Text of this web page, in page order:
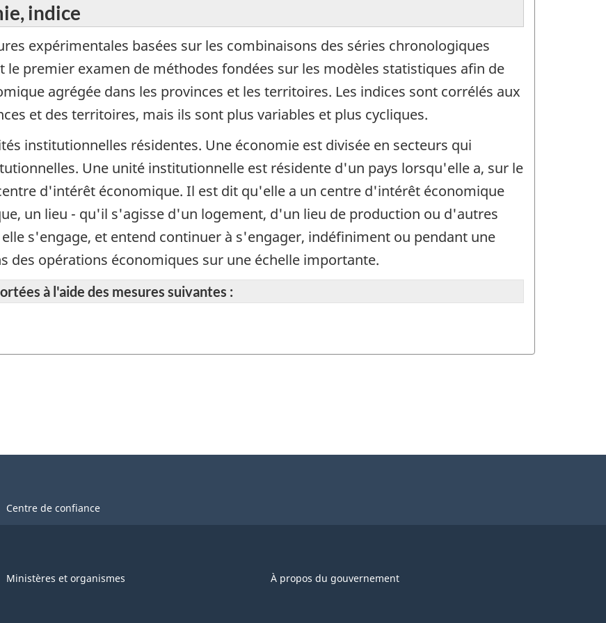
indice
expérimentales basées sur les combinaisons des séries chronologiques
le premier examen de méthodes fondées sur les modèles statistiques afin de
agrégée dans les provinces et les territoires. Les indices sont corrélés aux
et des territoires, mais ils sont plus variables et plus cycliques.
institutionnelles résidentes. Une économie est divisée en secteurs qui
Une unité institutionnelle est résidente d'un pays lorsqu'elle a, sur le
d'intérêt économique. Il est dit qu'elle a un centre d'intérêt économique
un lieu - qu'il s'agisse d'un logement, d'un lieu de production ou d'autres
s'engage, et entend continuer à s'engager, indéfiniment ou pendant une
des opérations économiques sur une échelle importante.
à l'aide des mesures suivantes :
Centre de confiance
Ministères et organismes À propos du gouvernement